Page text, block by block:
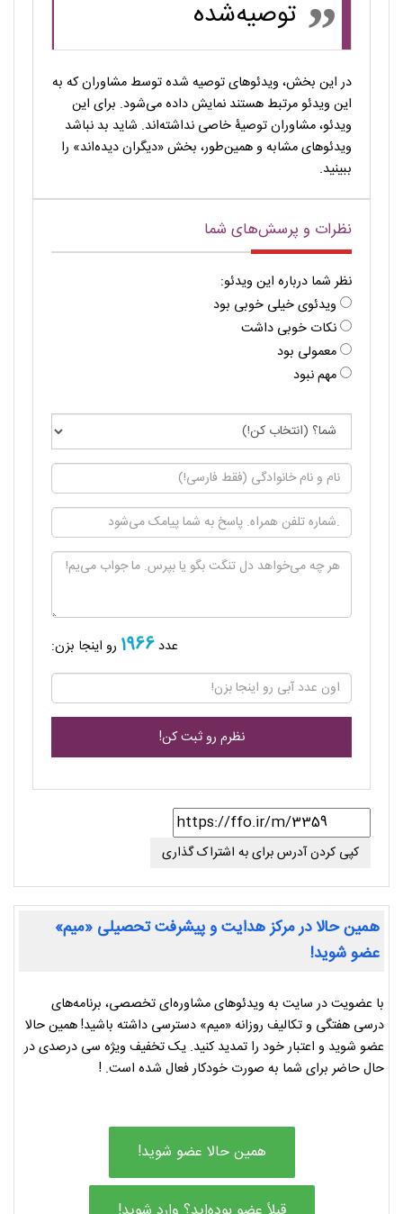
توصیه‌شده
در این بخش، ویدئوهای توصیه شده توسط مشاوران که به
این ویدئو مرتبط هستند نمایش داده می‌شود. برای این
ویدئو، مشاوران توصیۀ خاصی نداشته‌اند. شاید بد نباشد
ویدئوهای مشابه و همین‌طور، بخش «دیگران دیده‌اند» را
ببینید.
نظرات و پرسش‌های شما
نظر شما درباره این ویدئو:
ویدئوی خیلی خوبی بود
نکات خوبی داشت
معمولی بود
مهم نبود
عدد1966 رو اینجا بزن:
کپی کردن آدرس برای به اشتراک گذاری
همین حالا در مرکز هدایت و پیشرفت تحصیلی «میم»
عضو شوید!
با عضویت در سایت به ویدئوهای مشاوره‌ای تخصصی، برنامه‌های
درسی هفتگی و تکالیف روزانه «میم» دسترسی داشته باشید! همین حالا
عضو شوید و اعتبار خود را تمدید کنید. یک تخفیف ویژه سی درصدی در
حال حاضر برای شما به صورت خودکار فعال شده است. !
همین حالا عضو شوید!